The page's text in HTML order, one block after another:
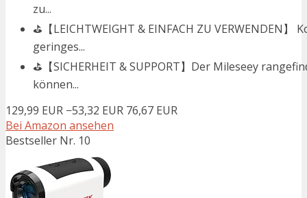
zu...
⛳【LEICHTWEIGHT & EINFACH ZU VERWENDEN
geringes...
⛳【SICHERHEIT & SUPPORT】Der Mileseey
können...
129,99 EUR −53,32 EUR 76,67 EUR
Bei Amazon ansehen
Bestseller Nr. 10